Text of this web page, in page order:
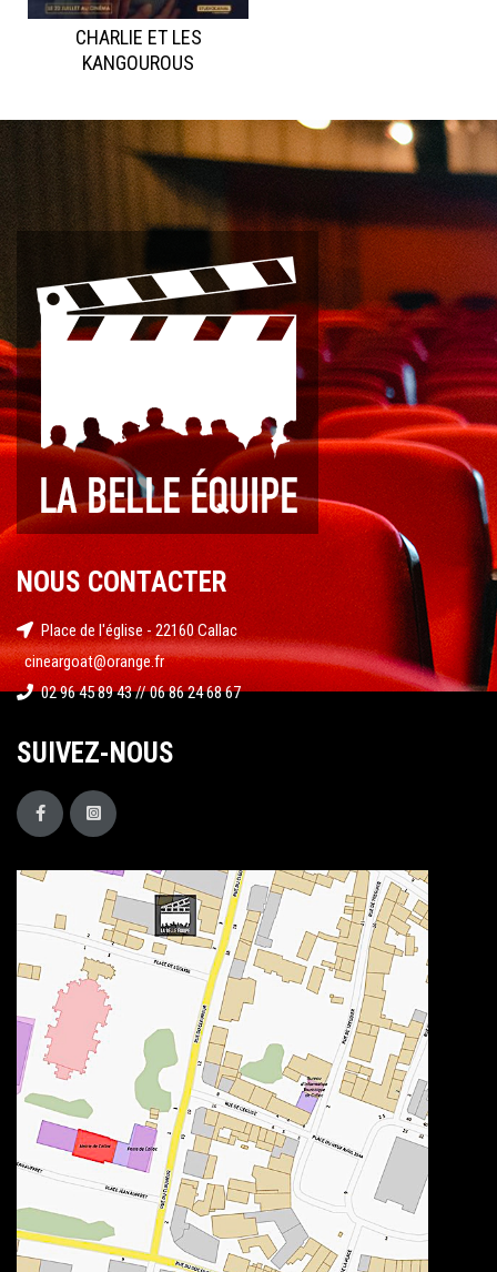
CHARLIE ET LES
KANGOUROUS
NOUS CONTACTER
Place de l'église - 22160 Callac
cineargoat@orange.fr
02 96 45 89 43 // 06 86 24 68 67
SUIVEZ-NOUS